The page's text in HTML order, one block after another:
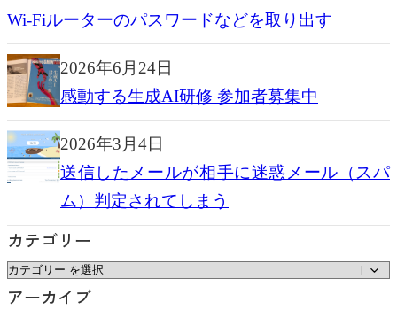
Wi-Fiルーターのパスワードなどを取り出す
2026年6月24日
感動する生成AI研修 参加者募集中
2026年3月4日
送信したメールが相手に迷惑メール（スパ
ム）判定されてしまう
カテゴリー
カ
テ
アーカイブ